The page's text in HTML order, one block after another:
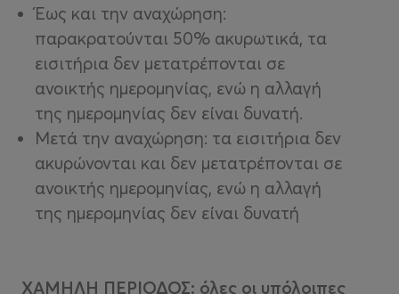
Έως και την αναχώρηση:
παρακρατούνται 50% ακυρωτικά, τα
εισιτήρια δεν μετατρέπονται σε
ανοικτής ημερομηνίας, ενώ η αλλαγή
της ημερομηνίας δεν είναι δυνατή.
Μετά την αναχώρηση: τα εισιτήρια δεν
ακυρώνονται και δεν μετατρέπονται σε
ανοικτής ημερομηνίας, ενώ η αλλαγή
της ημερομηνίας δεν είναι δυνατή
ΧΑΜΗΛΗ ΠΕΡΙΟΔΟΣ: όλες οι υπόλοιπες